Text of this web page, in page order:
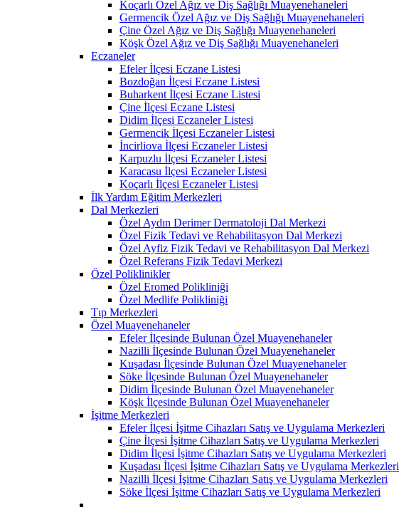
Koçarlı Özel Ağız ve Diş Sağlığı Muayenehaneleri
Germencik Özel Ağız ve Diş Sağlığı Muayenehaneleri
Çine Özel Ağız ve Diş Sağlığı Muayenehaneleri
Köşk Özel Ağız ve Diş Sağlığı Muayenehaneleri
Eczaneler
Efeler İlçesi Eczane Listesi
Bozdoğan İlçesi Eczane Listesi
Buharkent İlçesi Eczane Listesi
Çine İlçesi Eczane Listesi
Didim İlçesi Eczaneler Listesi
Germencik İlçesi Eczaneler Listesi
İncirliova İlçesi Eczaneler Listesi
Karpuzlu İlçesi Eczaneler Listesi
Karacasu İlçesi Eczaneler Listesi
Koçarlı İlçesi Eczaneler Listesi
İlk Yardım Eğitim Merkezleri
Dal Merkezleri
Özel Aydın Derimer Dermatoloji Dal Merkezi
Özel Fizik Tedavi ve Rehabilitasyon Dal Merkezi
Özel Ayfiz Fizik Tedavi ve Rehabilitasyon Dal Merkezi
Özel Referans Fizik Tedavi Merkezi
Özel Poliklinikler
Özel Eromed Polikliniği
Özel Medlife Polikliniği
Tıp Merkezleri
Özel Muayenehaneler
Efeler İlçesinde Bulunan Özel Muayenehaneler
Nazilli İlçesinde Bulunan Özel Muayenehaneler
Kuşadası İlçesinde Bulunan Özel Muayenehaneler
Söke İlçesinde Bulunan Özel Muayenehaneler
Didim İlçesinde Bulunan Özel Muayenehaneler
Köşk İlçesinde Bulunan Özel Muayenehaneler
İşitme Merkezleri
Efeler İlçesi İşitme Cihazları Satış ve Uygulama Merkezleri
Çine İlçesi İşitme Cihazları Satış ve Uygulama Merkezleri
Didim İlçesi İşitme Cihazları Satış ve Uygulama Merkezleri
Kuşadası İlçesi İşitme Cihazları Satış ve Uygulama Merkezleri
Nazilli İlçesi İşitme Cihazları Satış ve Uygulama Merkezleri
Söke İlçesi İşitme Cihazları Satış ve Uygulama Merkezleri